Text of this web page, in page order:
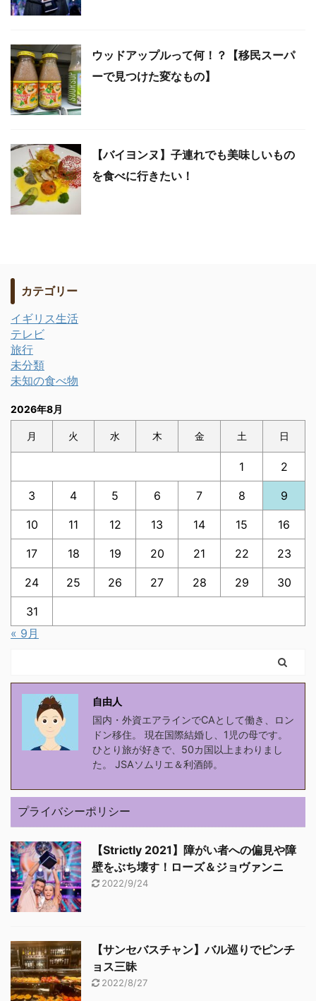
ウッドアップルって何！？【移民スーパ
ーで見つけた変なもの】
【バイヨンヌ】子連れでも美味しいもの
を食べに行きたい！
カテゴリー
イギリス生活
テレビ
旅行
未分類
未知の食べ物
2026年8月
月 火 水 木 金 土 日
1 2
3 4 5 6 7 8 9
10 11 12 13 14 15 16
17 18 19 20 21 22 23
24 25 26 27 28 29 30
31
« 9月
自由人
国内・外資エアラインでCAとして働き、ロン
ドン移住。 現在国際結婚し、1児の母です。
ひとり旅が好きで、50カ国以上まわりまし
た。 JSAソムリエ＆利酒師。
プライバシーポリシー
【Strictly 2021】障がい者への偏見や障
壁をぶち壊す！ローズ＆ジョヴァンニ
2022/9/24
【サンセバスチャン】バル巡りでピンチ
ョス三昧
2022/8/27